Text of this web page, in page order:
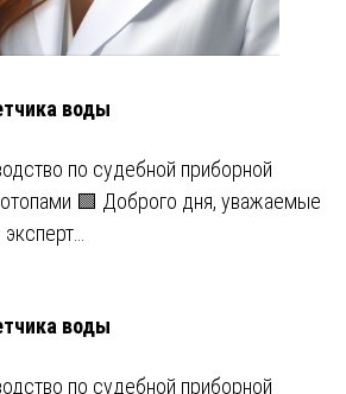
воды
по судебной приборной
🟩 Доброго дня, уважаемые
воды
по судебной приборной